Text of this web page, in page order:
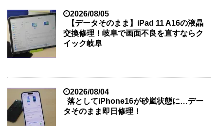
2026/08/05
【データそのまま】iPad 11 A16の液晶
交換修理！岐阜で画面不良を直すならク
イック岐阜
2026/08/04
落としてiPhone16が砂嵐状態に…デー
タそのまま即日修理！